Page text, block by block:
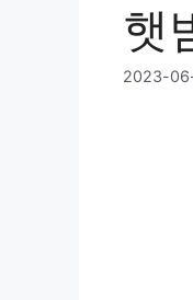
햇
2023-